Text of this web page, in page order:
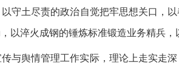
以守土尽责的政治自觉把牢思想关口，
， 以淬火成钢的锤炼标准锻造业务精兵
与舆情管理工作实际，理论上走实走深